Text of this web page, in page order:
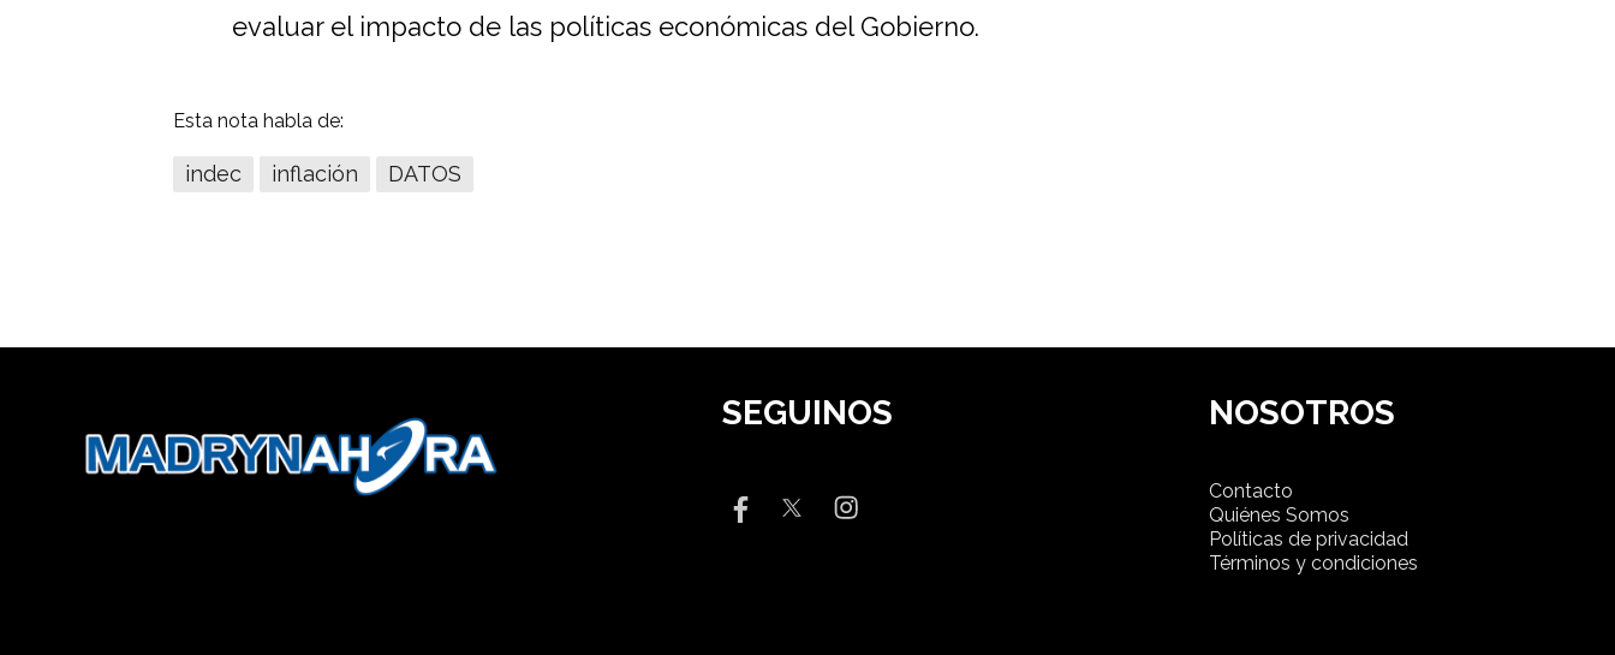
evaluar el impacto de las políticas económicas del Gobierno.
Esta nota habla de:
indec inflación DATOS
SEGUINOS NOSOTROS
Contacto
Quiénes Somos
Políticas de privacidad
Términos y condiciones